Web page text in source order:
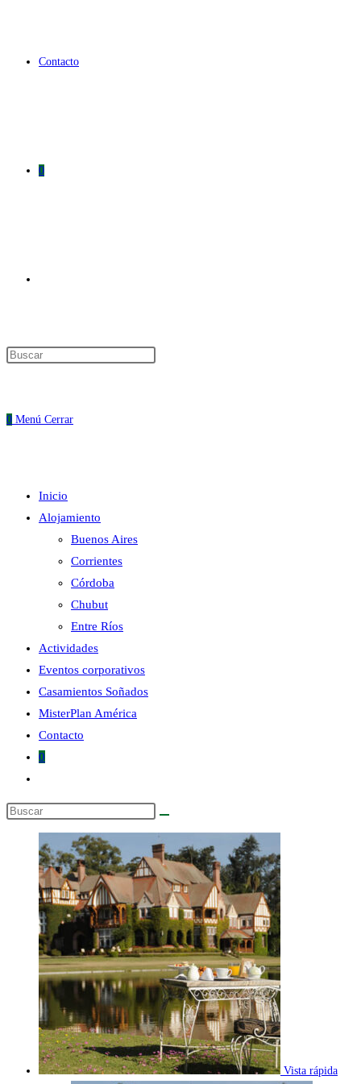
Contacto
0
de
web
0 Menú Cerrar
Inicio
Alojamiento
Buenos Aires
Corrientes
Córdoba
Chubut
Entre Ríos
Actividades
Eventos corporativos
Casamientos Soñados
MisterPlan América
Contacto
0
de
la
web
Buscar
Vista rápida